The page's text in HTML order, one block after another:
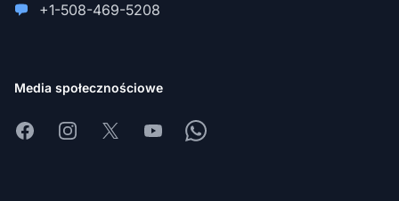
+1-508-469-5208
Media społecznościowe
FacebookInstagram
X YoutubeWhatsapp